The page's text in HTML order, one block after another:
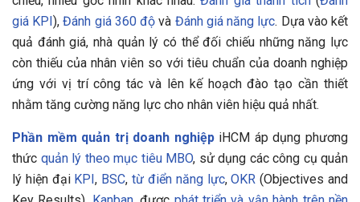
giá KPI),Đánh giá 360 độ và Đánh giá năng lực. Dựa vào kết
quả đánh giá, nhà quản lý có thể đối chiếu những năng lực
còn thiếu của nhân viên so với tiêu chuẩn của doanh nghiệp
ứng với vị trí công tác và lên kế hoạch đào tạo cần thiết
nhằm tăng cường năng lực cho nhân viên hiệu quả nhất.
Phần mềm quản trị doanh nghiệpiHCM áp dụng phương
thức quản lý theo mục tiêu MBO, sử dụng các công cụ quản
lý hiện đại KPI, BSC,từ điển năng lực,OKR (Objectives and